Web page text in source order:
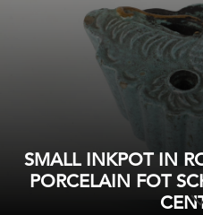
SMALL INKPOT IN
PORCELAIN FOT